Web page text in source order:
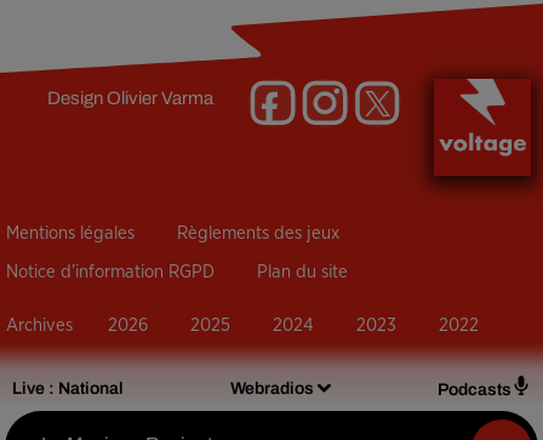
Live : National Webradios Podcasts
DesignOlivier Varma
Mentions légales Règlements des jeux
Notice d’information RGPD Plan du site
Archives 2026 2025 2024 2023 2022